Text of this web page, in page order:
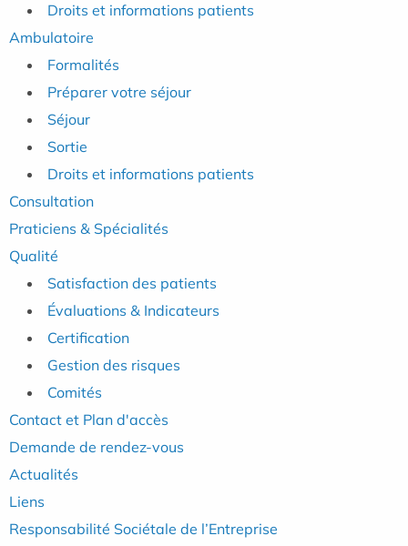
Droits et informations patients
Ambulatoire
Formalités
Préparer votre séjour
Séjour
Sortie
Droits et informations patients
Consultation
Praticiens & Spécialités
Qualité
Satisfaction des patients
Évaluations & Indicateurs
Certification
Gestion des risques
Comités
Contact et Plan d'accès
Demande de rendez-vous
Actualités
Liens
Responsabilité Sociétale de l’Entreprise